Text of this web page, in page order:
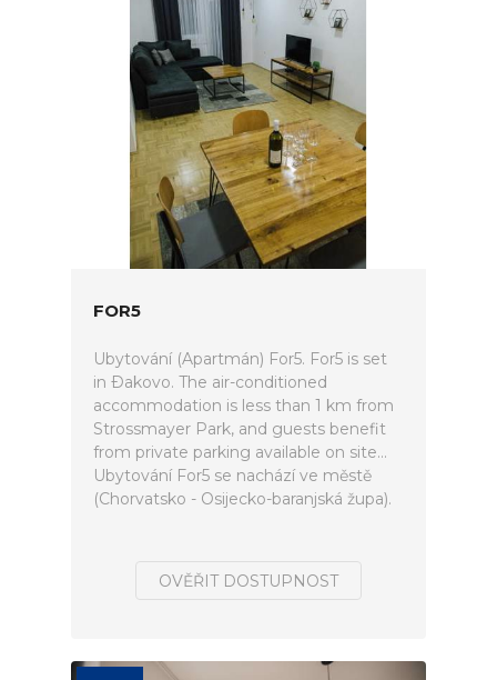
FOR5
Ubytování (Apartmán) For5. For5 is set
in Ðakovo. The air-conditioned
accommodation is less than 1 km from
Strossmayer Park, and guests benefit
from private parking available on site...
Ubytování For5 se nachází ve městě
(Chorvatsko - Osijecko-baranjská župa).
OVĚŘIT DOSTUPNOST